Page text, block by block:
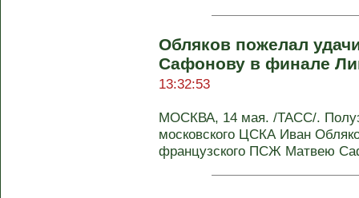
Обляков пожелал
Сафонову в финале
13:32:53
МОСКВА, 14 мая. /ТАСС/.
московского ЦСКА Иван
французского ПСЖ Матвею